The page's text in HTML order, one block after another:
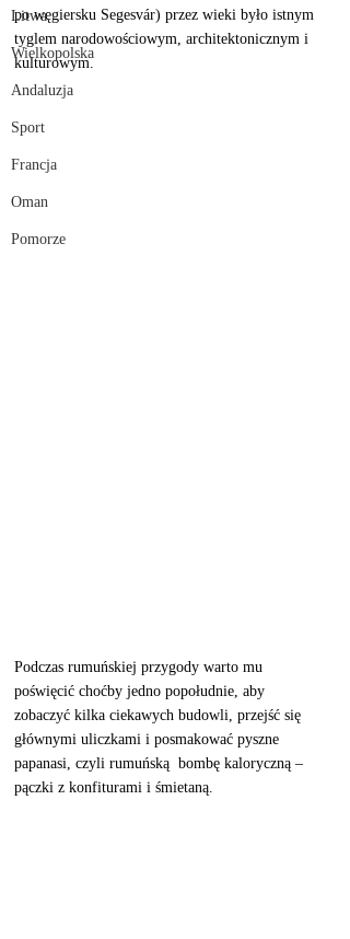
Litwa
Wielkopolska
Andaluzja
Sport
Francja
Oman
Pomorze
po węgiersku Segesvár) przez wieki było istnym
tyglem narodowościowym, architektonicznym i
kulturowym.
Podczas rumuńskiej przygody warto mu
poświęcić choćby jedno popołudnie, aby
zobaczyć kilka ciekawych budowli, przejść się
głównymi uliczkami i posmakować pyszne
papanasi, czyli rumuńską  bombę kaloryczną –
pączki z konfiturami i śmietaną.